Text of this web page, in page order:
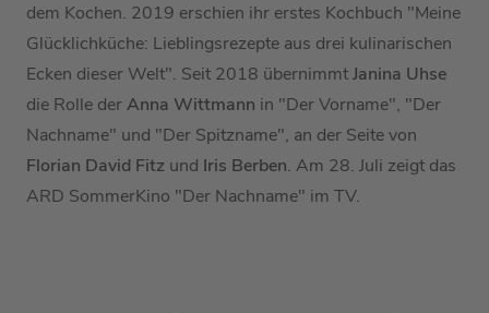
dem Kochen. 2019 erschien ihr erstes Kochbuch "Meine
Glücklichküche: Lieblingsrezepte aus drei kulinarischen
Ecken dieser Welt". Seit 2018 übernimmtJanina Uhse
die Rolle derAnna Wittmann in "Der Vorname", "Der
Nachname" und "Der Spitzname", an der Seite von
Florian David Fitz und Iris Berben. Am 28. Juli zeigt das
ARD SommerKino "Der Nachname" im TV.